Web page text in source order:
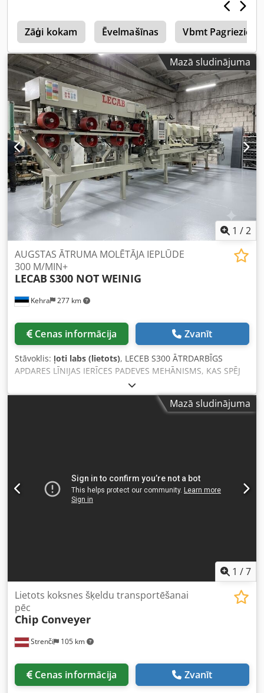
Zāģi kokam Ēvelmašīnas Vbmt
Mazā sludinājuma
1 /2
Kehra 277 km
AUGSTAS ĀTRUMA MOLĒTĀJA IEPLŪDE
300 M/MIN+
LECAB S300 NOT WEINIG
Cenas informācija Zvanīt
Stāvoklis: ļoti labs (lietots), LECEB S300 ĀTRDARBĪGS
APDARES LĪNIJAS IERĪCES PADEVES MEHĀNISMS, KAS SPĒJ
ĀTRI PADEVĒT GAN GARAS, GAN ĪSAS DĒĻAS, SASNIEDZOT
ĀTRUMU LĪDZ 300 m/min. PIEMĒROTS ĪSU DĒĻU PADEVEI,
AR GARUMU NO 2,05 m, NESAMAZINOT DARBA
PIEMĒROTS IZMANTOŠANAI STARP ŠĶELŠANAS ZĀĢA UN
ĀTRDARBĪGAS APDARES LĪNIJAS IERĪCES (VAI
ATKALAPSTRĀDES ZĀĢA) UN ĀTRDARBĪGAS APDARES
Mazā sludinājuma
1 /7
Strenči 105 km
Lietots koksnes šķeldu transportēšanai
pēc
Chip Conveyer
Cenas informācija Zvanīt